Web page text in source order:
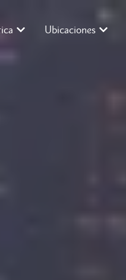
Ubicaciones